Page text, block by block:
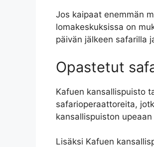
Jos kaipaat enemmän
lomakeskuksissa on
päivän jälkeen safarilla
Opastetut
Kafuen kansallispuisto
safarioperaattoreita,
kansallispuiston
Lisäksi Kafuen